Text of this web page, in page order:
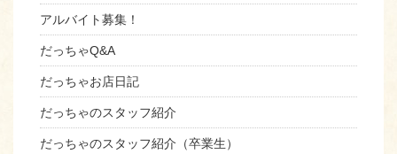
アルバイト募集！
だっちゃQ&A
だっちゃお店日記
だっちゃのスタッフ紹介
だっちゃのスタッフ紹介（卒業生）